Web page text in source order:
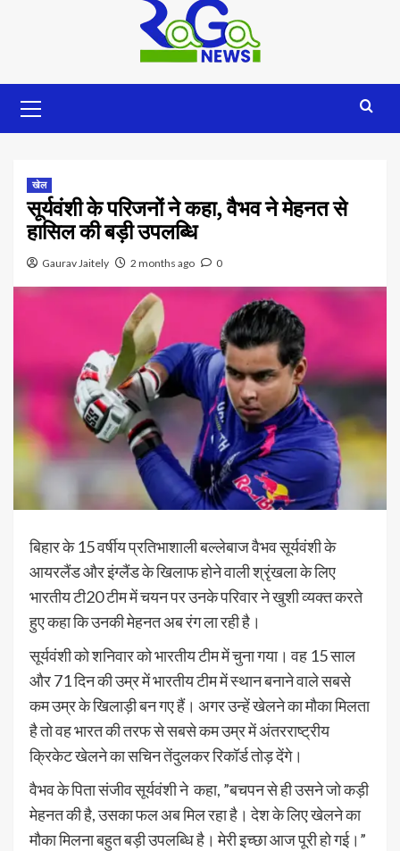
खेल
सूर्यवंशी के परिजनों ने कहा, वैभव ने मेहनत से
हासिल की बड़ी उपलब्धि
Gaurav Jaitely 2 months ago 0
बिहार के 15 वर्षीय प्रतिभाशाली बल्लेबाज वैभव सूर्यवंशी के
आयरलैंड और इंग्लैंड के खिलाफ होने वाली श्रृंखला के लिए
भारतीय टी20 टीम में चयन पर उनके परिवार ने खुशी व्यक्त करते
हुए कहा कि उनकी मेहनत अब रंग ला रही है।
सूर्यवंशी को शनिवार को भारतीय टीम में चुना गया। वह 15 साल
और 71 दिन की उम्र में भारतीय टीम में स्थान बनाने वाले सबसे
कम उम्र के खिलाड़ी बन गए हैं। अगर उन्हें खेलने का मौका मिलता
है तो वह भारत की तरफ से सबसे कम उम्र में अंतरराष्ट्रीय
क्रिकेट खेलने का सचिन तेंदुलकर रिकॉर्ड तोड़ देंगे।
वैभव के पिता संजीव सूर्यवंशी ने कहा, ”बचपन से ही उसने जो कड़ी
मेहनत की है, उसका फल अब मिल रहा है। देश के लिए खेलने का
मौका मिलना बहुत बड़ी उपलब्धि है। मेरी इच्छा आज पूरी हो गई।”